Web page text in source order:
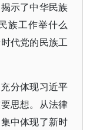
示了中华民族
族工作举什么
代党的民族工
分体现习近平
思想。从法律
中体现了新时